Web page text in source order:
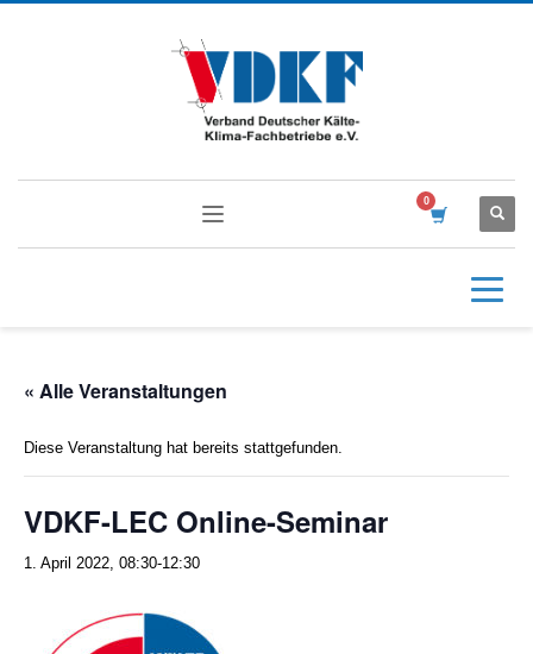
« Alle Veranstaltungen
Diese Veranstaltung hat bereits stattgefunden.
VDKF-LEC Online-Seminar
1. April 2022, 08:30-12:30